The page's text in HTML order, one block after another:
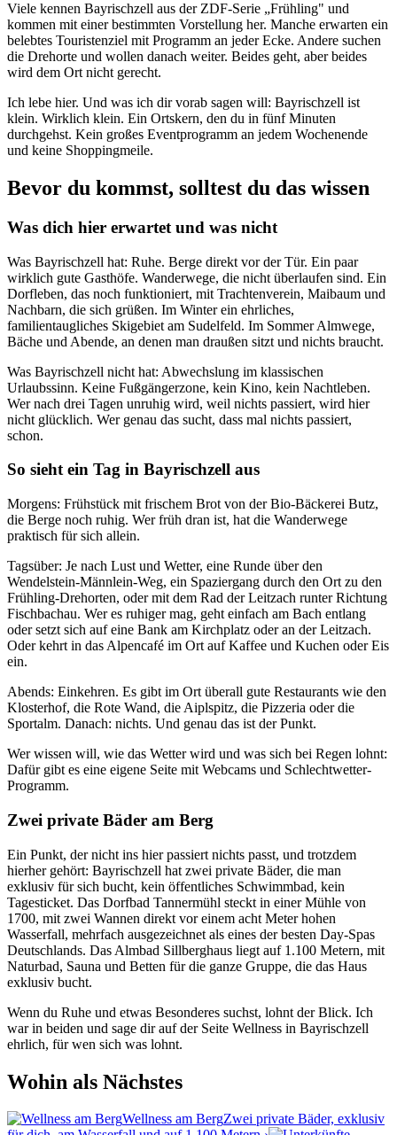
Viele kennen Bayrischzell aus der ZDF-Serie „Frühling" und
kommen mit einer bestimmten Vorstellung her. Manche erwarten ein
belebtes Touristenziel mit Programm an jeder Ecke. Andere suchen
die Drehorte und wollen danach weiter. Beides geht, aber beides
wird dem Ort nicht gerecht.
Ich lebe hier. Und was ich dir vorab sagen will: Bayrischzell ist
klein. Wirklich klein. Ein Ortskern, den du in fünf Minuten
durchgehst. Kein großes Eventprogramm an jedem Wochenende
und keine Shoppingmeile.
Bevor du kommst, solltest du das wissen
Was dich hier erwartet und was nicht
Was Bayrischzell hat: Ruhe. Berge direkt vor der Tür. Ein paar
wirklich gute Gasthöfe. Wanderwege, die nicht überlaufen sind. Ein
Dorfleben, das noch funktioniert, mit Trachtenverein, Maibaum und
Nachbarn, die sich grüßen. Im Winter ein ehrliches,
familientaugliches Skigebiet am Sudelfeld. Im Sommer Almwege,
Bäche und Abende, an denen man draußen sitzt und nichts braucht.
Was Bayrischzell nicht hat: Abwechslung im klassischen
Urlaubssinn. Keine Fußgängerzone, kein Kino, kein Nachtleben.
Wer nach drei Tagen unruhig wird, weil nichts passiert, wird hier
nicht glücklich. Wer genau das sucht, dass mal nichts passiert,
schon.
So sieht ein Tag in Bayrischzell aus
Morgens: Frühstück mit frischem Brot von der Bio-Bäckerei Butz,
die Berge noch ruhig. Wer früh dran ist, hat die Wanderwege
praktisch für sich allein.
Tagsüber: Je nach Lust und Wetter, eine Runde über den
Wendelstein-Männlein-Weg, ein Spaziergang durch den Ort zu den
Frühling-Drehorten, oder mit dem Rad der Leitzach runter Richtung
Fischbachau. Wer es ruhiger mag, geht einfach am Bach entlang
oder setzt sich auf eine Bank am Kirchplatz oder an der Leitzach.
Oder kehrt in das Alpencafé im Ort auf Kaffee und Kuchen oder Eis
ein.
Abends: Einkehren. Es gibt im Ort überall gute Restaurants wie den
Klosterhof, die Rote Wand, die Aiplspitz, die Pizzeria oder die
Sportalm. Danach: nichts. Und genau das ist der Punkt.
Wer wissen will, wie das Wetter wird und was sich bei Regen lohnt:
Dafür gibt es eine eigene Seite mit Webcams und Schlechtwetter-
Programm.
Zwei private Bäder am Berg
Ein Punkt, der nicht ins hier passiert nichts passt, und trotzdem
hierher gehört: Bayrischzell hat zwei private Bäder, die man
exklusiv für sich bucht, kein öffentliches Schwimmbad, kein
Tagesticket. Das Dorfbad Tannermühl steckt in einer Mühle von
1700, mit zwei Wannen direkt vor einem acht Meter hohen
Wasserfall, mehrfach ausgezeichnet als eines der besten Day-Spas
Deutschlands. Das Almbad Sillberghaus liegt auf 1.100 Metern, mit
Naturbad, Sauna und Betten für die ganze Gruppe, die das Haus
exklusiv bucht.
Wenn du Ruhe und etwas Besonderes suchst, lohnt der Blick. Ich
war in beiden und sage dir auf der Seite Wellness in Bayrischzell
ehrlich, für wen sich was lohnt.
Wohin als Nächstes
Wellness am BergZwei private Bäder, exklusiv